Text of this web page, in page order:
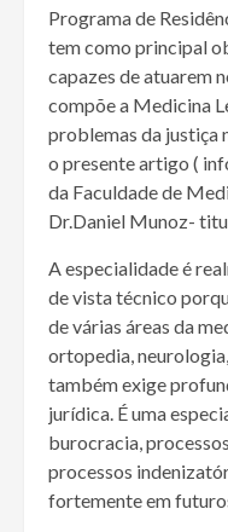
Programa de
tem como principal
capazes de atuarem
compõe a Medicina
problemas da justiça
o presente artigo (
da Faculdade de
Dr.Daniel Munoz-
A especialidade é
de vista técnico
de várias áreas da
ortopedia,
também exige
jurídica. É uma
burocracia,
processos
fortemente em